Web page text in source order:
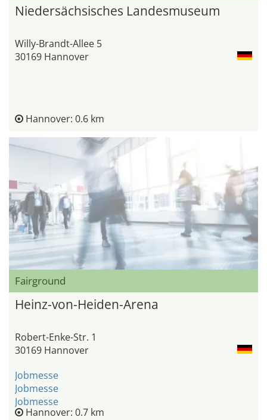
Niedersächsisches Landesmuseum
Willy-Brandt-Allee 5
30169 Hannover
Hannover: 0.6 km
Fairground
Heinz-von-Heiden-Arena
Robert-Enke-Str. 1
30169 Hannover
Jobmesse
Jobmesse
Jobmesse
Hannover: 0.7 km